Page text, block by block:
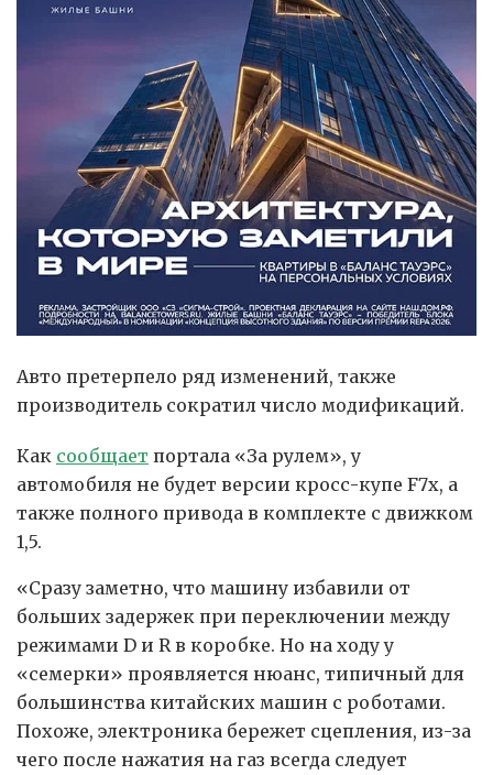
Авто претерпело ряд изменений, также
производитель сократил число модификаций.
Как сообщает портала «За рулем», у
автомобиля не будет версии кросс-купе F7х, а
также полного привода в комплекте с движком
1,5.
«Сразу заметно, что машину избавили от
больших задержек при переключении между
режимами D и R в коробке. Но на ходу у
«семерки» проявляется нюанс, типичный для
большинства китайских машин с роботами.
Похоже, электроника бережет сцепления, из-за
чего после нажатия на газ всегда следует